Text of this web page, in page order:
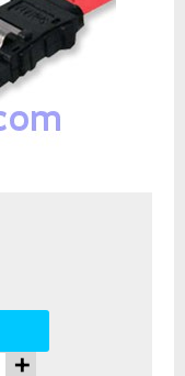
+